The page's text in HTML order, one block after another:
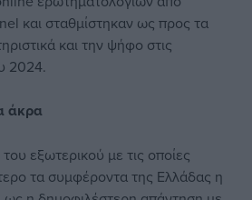
και σταθμίστηκαν ως προς τα
και την ψήφο στις
2024.
άκρα
εξωτερικού με τις οποίες
τα συμφέροντα της Ελλάδας η